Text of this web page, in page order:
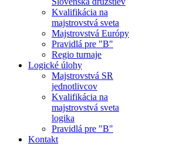
Kvalifikácia na
majstrovstvá sveta
Majstrovstvá Európy
Pravidlá pre "B"
Regio turnaje
Logické úlohy
Majstrovstvá SR
jednotlivcov
Kvalifikácia na
majstrovstvá sveta
logika
Pravidlá pre "B"
Kontakt